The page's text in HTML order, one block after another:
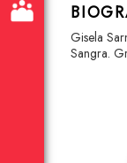
Gisela
Sangra.